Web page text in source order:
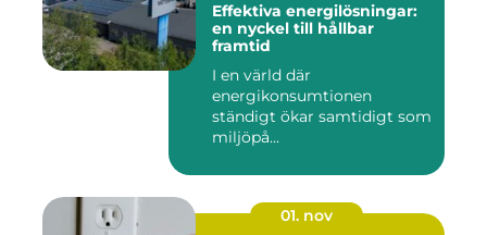
Effektiva energilösningar:
en nyckel till hållbar
framtid
I en värld där
energikonsumtionen
ständigt ökar samtidigt som
miljöpå...
01. nov